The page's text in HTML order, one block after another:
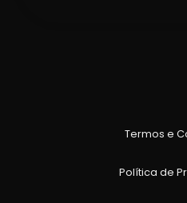
Termos e
Política de